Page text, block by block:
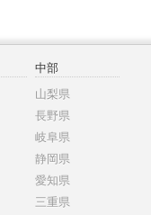
中部
山梨県
長野県
岐阜県
静岡県
愛知県
三重県